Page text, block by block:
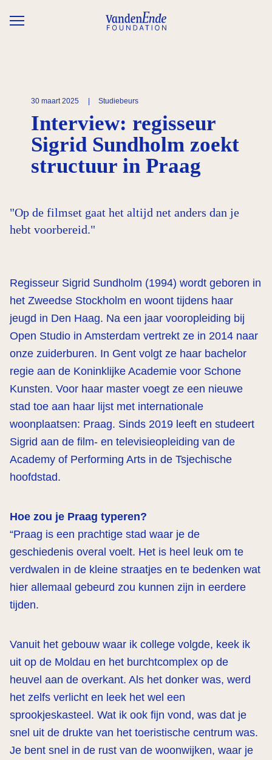
Overslaan en naar de inhoud gaan
30 maart 2025 Studiebeurs
Interview: regisseur
Sigrid Sundholm zoekt
structuur in Praag
"Op de filmset gaat het altijd net anders dan je
hebt voorbereid."
Regisseur Sigrid Sundholm (1994) wordt geboren in
het Zweedse Stockholm en woont tijdens haar
jeugd in Den Haag. Na een jaar vooropleiding bij
Open Studio in Amsterdam vertrekt ze in 2014 naar
onze zuiderburen. In Gent volgt ze haar bachelor
regie aan de Koninklijke Academie voor Schone
Kunsten. Voor haar master voegt ze een nieuwe
stad toe aan haar lijst met internationale
woonplaatsen: Praag. Sinds 2019 leeft en studeert
Sigrid aan de film- en televisieopleiding van de
Academy of Performing Arts in de Tsjechische
hoofdstad.
Hoe zou je Praag typeren?
“Praag is een prachtige stad waar je de
geschiedenis overal voelt. Het is heel leuk om te
verdwalen in de kleine straatjes en te bedenken wat
hier allemaal gebeurd zou kunnen zijn in eerdere
tijden.
Vanuit het gebouw waar ik college volgde, keek ik
uit op de Moldau en het burchtcomplex op de
heuvel aan de overkant. Als het donker was, werd
het zelfs verlicht en leek het wel een
sprookjeskasteel. Wat ik ook fijn vond, was dat je
snel uit de drukte van het toeristische centrum was.
Je bent snel in de rust van de woonwijken, waar je